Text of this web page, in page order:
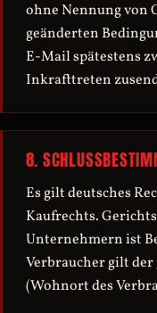
ohne Nennung von
geänderten
E-Mail spätestens
Inkrafttreten
8.
Es gilt deutsches
Kaufrechts.
Unternehmern ist
Verbraucher gilt
(Wohnort des